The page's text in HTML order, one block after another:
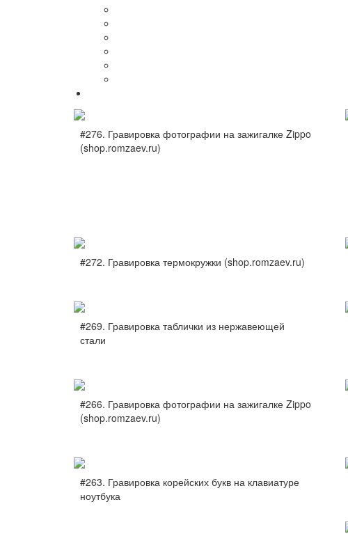
#276. Гравировка фотографии на зажигалке Zippo
(shop.romzaev.ru)
#272. Гравировка термокружки (shop.romzaev.ru)
#269. Гравировка таблички из нержавеющей
стали
#266. Гравировка фотографии на зажигалке Zippo
(shop.romzaev.ru)
#263. Гравировка корейских букв на клавиатуре
ноутбука